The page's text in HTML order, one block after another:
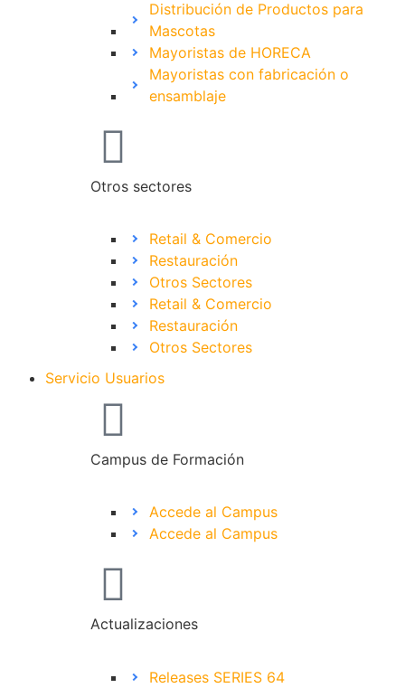
Distribución de Productos para
Mascotas
Mayoristas de HORECA
Mayoristas con fabricación o
ensamblaje
Otros sectores
Retail & Comercio
Restauración
Otros Sectores
Retail & Comercio
Restauración
Otros Sectores
Servicio Usuarios
Campus de Formación
Accede al Campus
Accede al Campus
Actualizaciones
Releases SERIES 64